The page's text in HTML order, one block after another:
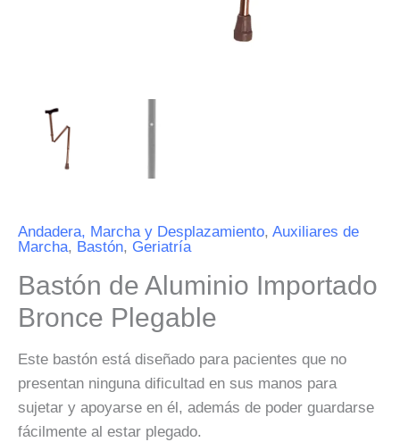
Andadera, Marcha y Desplazamiento, Auxiliares de
Marcha, Bastón, Geriatría
Bastón de Aluminio Importado
Bronce Plegable
Este bastón está diseñado para pacientes que no
presentan ninguna dificultad en sus manos para
sujetar y apoyarse en él, además de poder guardarse
fácilmente al estar plegado.